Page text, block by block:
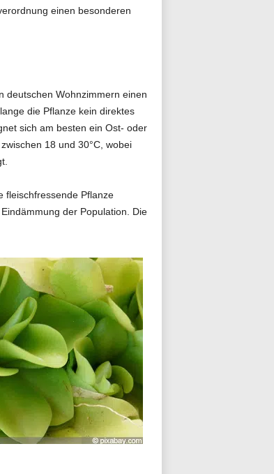
einen besonderen
deutschen Wohnzimmern einen
die Pflanze kein direktes
sich am besten ein Ost- oder
18 und 30°C, wobei
fleischfressende Pflanze
der Population. Die